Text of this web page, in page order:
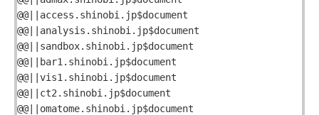
@@||access.shinobi.jp$document
@@||analysis.shinobi.jp$document
@@||sandbox.shinobi.jp$document
@@||bar1.shinobi.jp$document
@@||vis1.shinobi.jp$document
@@||ct2.shinobi.jp$document
@@||omatome.shinobi.jp$document